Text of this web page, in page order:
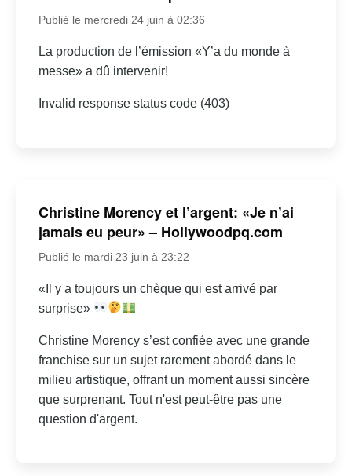
Publié le mercredi 24 juin à 02:36
La production de l’émission «Y’a du monde à
messe» a dû intervenir!
Invalid response status code (403)
Christine Morency et l’argent: «Je n’ai
jamais eu peur» – Hollywoodpq.com
Publié le mardi 23 juin à 23:22
«Il y a toujours un chèque qui est arrivé par
surprise»
Christine Morency s’est confiée avec une grande
franchise sur un sujet rarement abordé dans le
milieu artistique, offrant un moment aussi sincère
que surprenant. Tout n'est peut-être pas une
question d'argent.